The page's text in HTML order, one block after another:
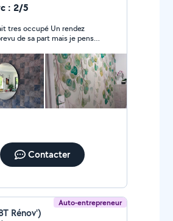
Application
murs) Posez
est de fournir un
pleinement mes
72-98
: 2/5
de sa part mais je pense
Contacter
Auto-entrepreneur
Rénov')